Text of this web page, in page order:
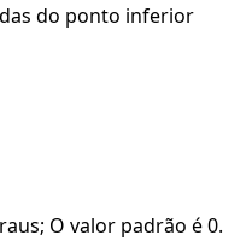
do ponto inferior
O valor padrão é 0.